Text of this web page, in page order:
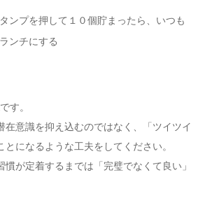
ンプを押して１０個貯まったら、いつも
ンチにする
す。
在意識を抑え込むのではなく、「ツイツイ
とになるような工夫をしてください。
慣が定着するまでは「完璧でなくて良い」